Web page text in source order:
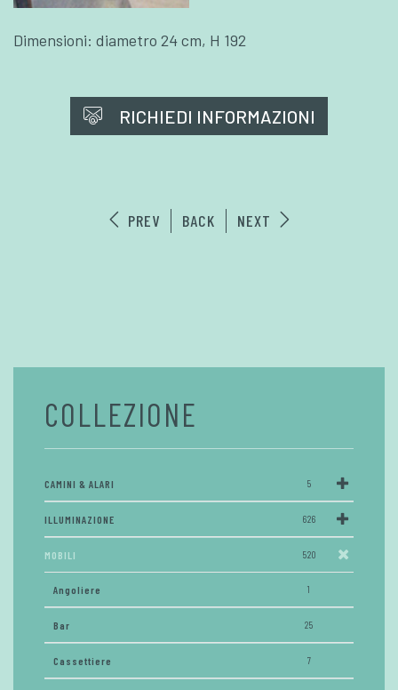
Dimensioni: diametro 24 cm, H 192
RICHIEDI INFORMAZIONI
PREV BACK NEXT
COLLEZIONE
CAMINI & ALARI 5
ILLUMINAZIONE 626
MOBILI 520
Angoliere 1
Bar 25
Cassettiere 7